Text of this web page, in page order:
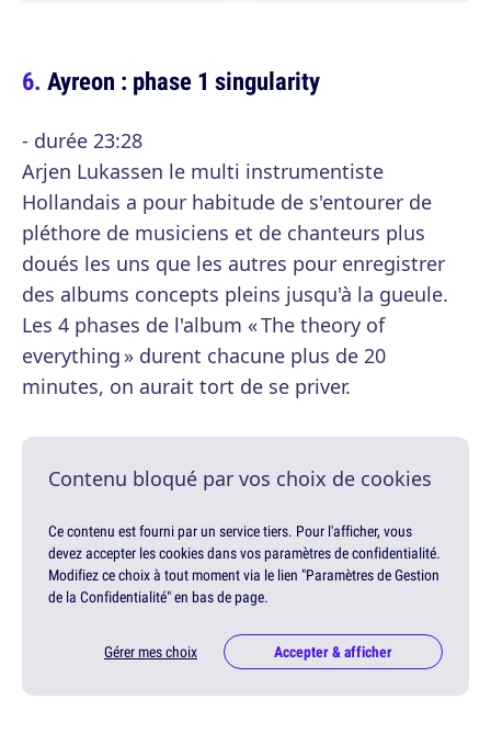
Ayreon : phase 1 singularity
- durée 23:28
Arjen Lukassen le multi instrumentiste
Hollandais a pour habitude de s'entourer de
pléthore de musiciens et de chanteurs plus
doués les uns que les autres pour enregistrer
des albums concepts pleins jusqu'à la gueule.
Les 4 phases de l'album « The theory of
everything » durent chacune plus de 20
minutes, on aurait tort de se priver.
Contenu bloqué par vos choix de cookies
Ce contenu est fourni par un service tiers. Pour l'afficher, vous
devez accepter les cookies dans vos paramètres de confidentialité.
Modifiez ce choix à tout moment via le lien "Paramètres de Gestion
de la Confidentialité" en bas de page.
Gérer mes choix Accepter & afficher